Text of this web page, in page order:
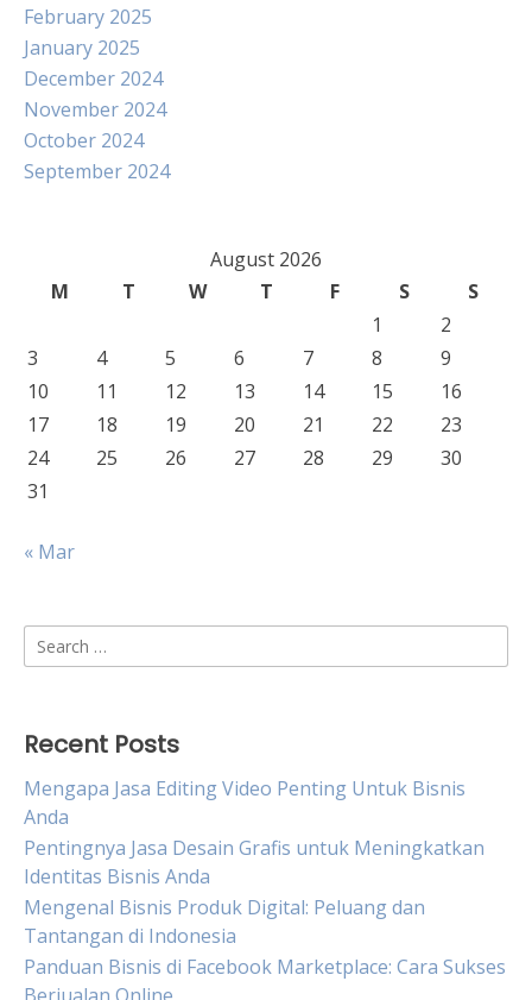
February 2025
January 2025
December 2024
November 2024
October 2024
September 2024
August 2026
M
T W T F S
S
1
2
3
4 5 6 7 8
9
10
11 12 13 14 15
16
17
18 19 20 21 22
23
24
25 26 27 28 29
30
31
« Mar
Search
for:
Recent Posts
Mengapa Jasa Editing Video Penting Untuk Bisnis
Anda
Pentingnya Jasa Desain Grafis untuk Meningkatkan
Identitas Bisnis Anda
Mengenal Bisnis Produk Digital: Peluang dan
Tantangan di Indonesia
Panduan Bisnis di Facebook Marketplace: Cara Sukses